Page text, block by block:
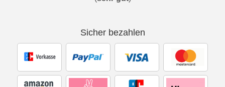
Sicher bezahlen